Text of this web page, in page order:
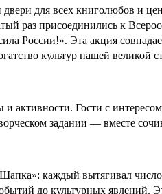
для всех книголюбов и
раз присоединились к
России!». Эта акция
культур нашей великой
активности. Гости с
задании — вместе
каждый вытягивал
до культурных явлений.